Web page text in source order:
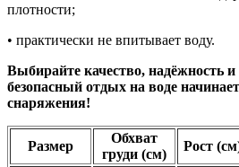
плотности;
• практически не впитывает воду.
Выбирайте качество, надёжность
безопасный отдых на воде
снаряжения!
Размер
Обхват
груди (см)
Рост